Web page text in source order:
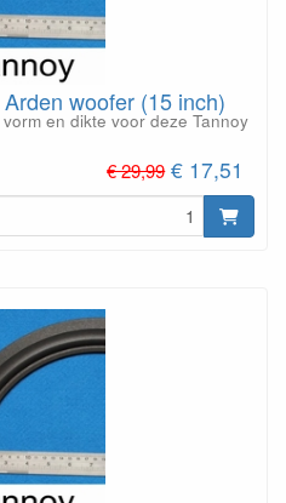
woofer (15 inch)
en dikte voor deze Tannoy
€ 29,99 € 17,51